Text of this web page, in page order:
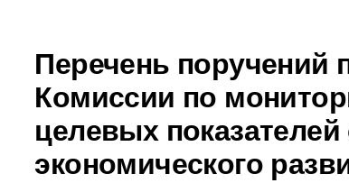
Перечень поручений
Комиссии по
целевых
экономического